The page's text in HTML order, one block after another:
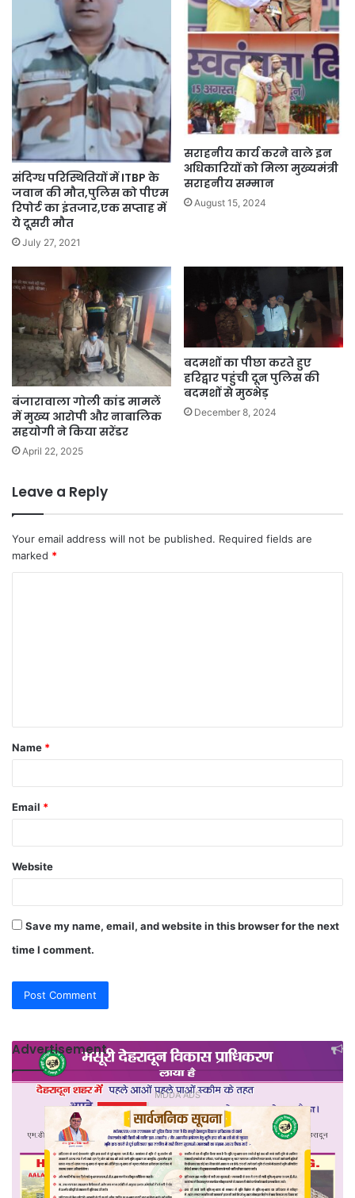
संदिग्ध परिस्थितियों में ITBP के
जवान की मौत,पुलिस को पीएम
रिपोर्ट का इंतजार,एक सप्ताह में
ये दूसरी मौत
July 27, 2021
सराहनीय कार्य करने वाले इन
अधिकारियों को मिला मुख्यमंत्री
सराहनीय सम्मान
August 15, 2024
बंजारावाला गोली कांड मामलें
में मुख्य आरोपी और नाबालिक
सहयोगी ने किया सरेंडर
April 22, 2025
बदमशों का पीछा करते हुए
हरिद्वार पहुंची दून पुलिस की
बदमशों से मुठभेड़
December 8, 2024
Leave a Reply
Your email address will not be published. Required fields are
marked *
t
*
Name *
Email *
Website
Save my name, email, and website in this browser for the next
time I comment.
Advertisement
MDDA ADS